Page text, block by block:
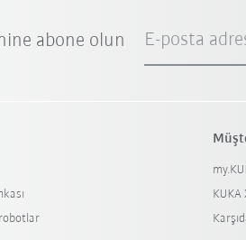
abone olun E-posta
KUKA